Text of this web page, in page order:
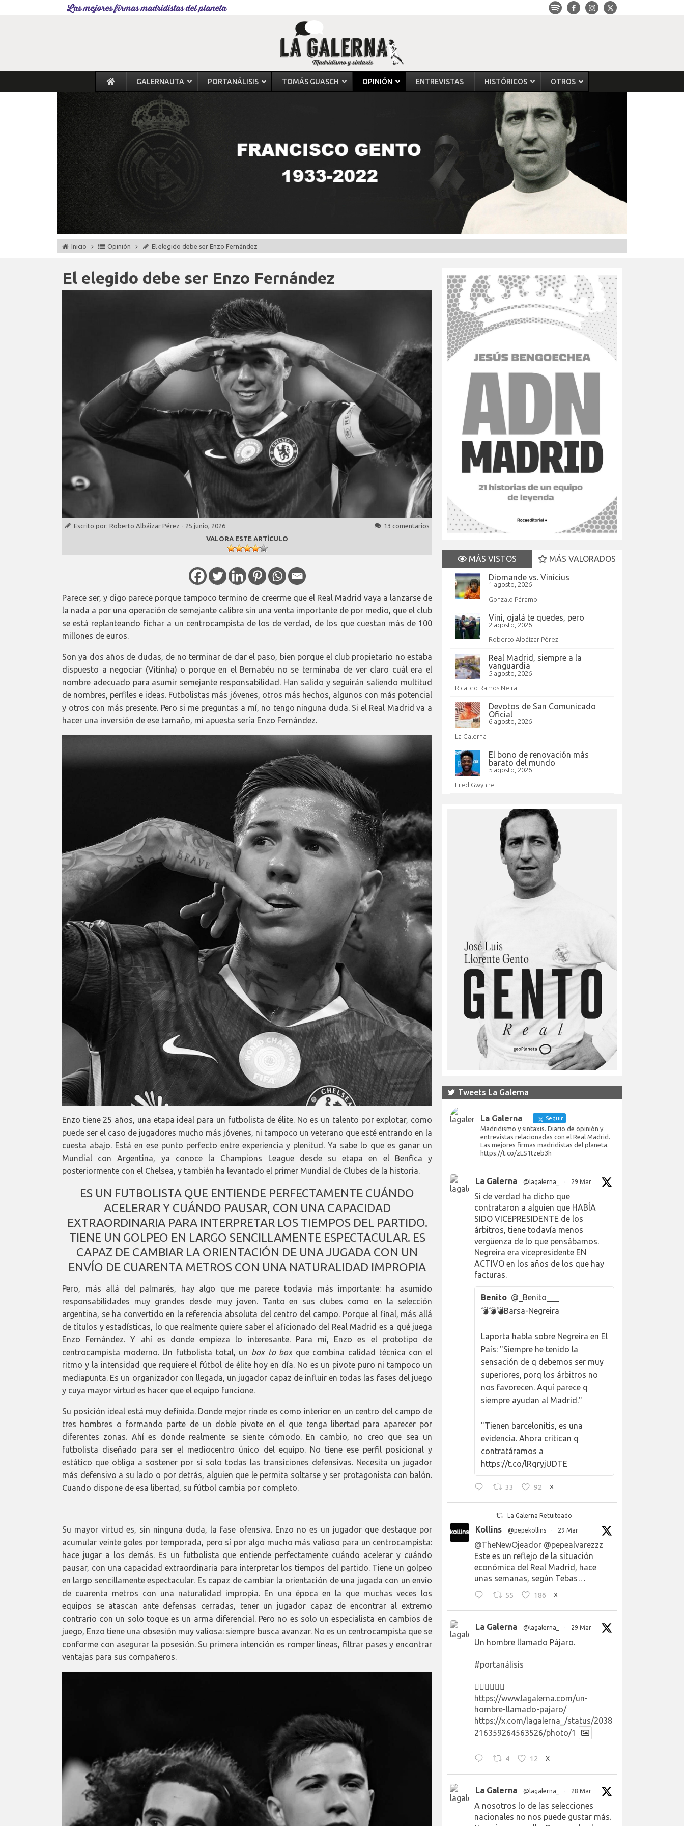
Las mejores firmas madridistas del planeta
GALERNAUTA PORTANÁLISIS TOMÁS GUASCH OPINIÓN ENTREVISTAS HISTÓRICOS OTROS
Inicio Opinión El elegido debe ser Enzo Fernández
El elegido debe ser Enzo Fernández
Escrito por: Roberto Albáizar Pérez - 25 junio, 2026
13 comentarios
VALORA ESTE ARTÍCULO
Parece ser, y digo parece porque tampoco termino de creerme que el Real Madrid vaya a lanzarse de
la nada a por una operación de semejante calibre sin una venta importante de por medio, que el club
se está replanteando fichar a un centrocampista de los de verdad, de los que cuestan más de 100
millones de euros.
Son ya dos años de dudas, de no terminar de dar el paso, bien porque el club propietario no estaba
dispuesto a negociar (Vitinha) o porque en el Bernabéu no se terminaba de ver claro cuál era el
nombre adecuado para asumir semejante responsabilidad. Han salido y seguirán saliendo multitud
de nombres, perfiles e ideas. Futbolistas más jóvenes, otros más hechos, algunos con más potencial
y otros con más presente. Pero si me preguntas a mí, no tengo ninguna duda. Si el Real Madrid va a
hacer una inversión de ese tamaño, mi apuesta sería Enzo Fernández.
Enzo tiene 25 años, una etapa ideal para un futbolista de élite. No es un talento por explotar, como
puede ser el caso de jugadores mucho más jóvenes, ni tampoco un veterano que esté entrando en la
cuesta abajo. Está en ese punto perfecto entre experiencia y plenitud. Ya sabe lo que es ganar un
Mundial con Argentina, ya conoce la Champions League desde su etapa en el Benfica y
posteriormente con el Chelsea, y también ha levantado el primer Mundial de Clubes de la historia.
ES UN FUTBOLISTA QUE ENTIENDE PERFECTAMENTE CUÁNDO
ACELERAR Y CUÁNDO PAUSAR, CON UNA CAPACIDAD
EXTRAORDINARIA PARA INTERPRETAR LOS TIEMPOS DEL PARTIDO.
TIENE UN GOLPEO EN LARGO SENCILLAMENTE ESPECTACULAR. ES
CAPAZ DE CAMBIAR LA ORIENTACIÓN DE UNA JUGADA CON UN
ENVÍO DE CUARENTA METROS CON UNA NATURALIDAD IMPROPIA
Pero, más allá del palmarés, hay algo que me parece todavía más importante: ha asumido
responsabilidades muy grandes desde muy joven. Tanto en sus clubes como en la selección
argentina, se ha convertido en la referencia absoluta del centro del campo. Porque al final, más allá
de títulos y estadísticas, lo que realmente quiere saber el aficionado del Real Madrid es a qué juega
Enzo Fernández. Y ahí es donde empieza lo interesante. Para mí, Enzo es el prototipo de
centrocampista moderno. Un futbolista total, un box to boxque combina calidad técnica con el
ritmo y la intensidad que requiere el fútbol de élite hoy en día. No es un pivote puro ni tampoco un
mediapunta. Es un organizador con llegada, un jugador capaz de influir en todas las fases del juego
y cuya mayor virtud es hacer que el equipo funcione.
Su posición ideal está muy definida. Donde mejor rinde es como interior en un centro del campo de
tres hombres o formando parte de un doble pivote en el que tenga libertad para aparecer por
diferentes zonas. Ahí es donde realmente se siente cómodo. En cambio, no creo que sea un
futbolista diseñado para ser el mediocentro único del equipo. No tiene ese perfil posicional y
estático que obliga a sostener por sí solo todas las transiciones defensivas. Necesita un jugador
más defensivo a su lado o por detrás, alguien que le permita soltarse y ser protagonista con balón.
Cuando dispone de esa libertad, su fútbol cambia por completo.
Su mayor virtud es, sin ninguna duda, la fase ofensiva. Enzo no es un jugador que destaque por
acumular veinte goles por temporada, pero sí por algo mucho más valioso para un centrocampista:
hace jugar a los demás. Es un futbolista que entiende perfectamente cuándo acelerar y cuándo
pausar, con una capacidad extraordinaria para interpretar los tiempos del partido. Tiene un golpeo
en largo sencillamente espectacular. Es capaz de cambiar la orientación de una jugada con un envío
de cuarenta metros con una naturalidad impropia. En una época en la que muchas veces los
equipos se atascan ante defensas cerradas, tener un jugador capaz de encontrar al extremo
contrario con un solo toque es un arma diferencial. Pero no es solo un especialista en cambios de
juego, Enzo tiene una obsesión muy valiosa: siempre busca avanzar. No es un centrocampista que se
conforme con asegurar la posesión. Su primera intención es romper líneas, filtrar pases y encontrar
ventajas para sus compañeros.
MÁS VISTOS
MÁS VALORADOS
Diomande vs. Vinícius
1 agosto, 2026
Gonzalo Páramo
Vini, ojalá te quedes, pero
2 agosto, 2026
Roberto Albáizar Pérez
Real Madrid, siempre a la
vanguardia
5 agosto, 2026
Ricardo Ramos Neira
Devotos de San Comunicado
Oficial
6 agosto, 2026
La Galerna
El bono de renovación más
barato del mundo
5 agosto, 2026
Fred Gwynne
Tweets La Galerna
La Galerna Seguir
Madridismo y sintaxis. Diario de opinión y
entrevistas relacionadas con el Real Madrid.
Las mejores firmas madridistas del planeta.
https://t.co/zLS1tzeb3h
La Galerna @lagalerna_ · 29 Mar
Si de verdad ha dicho que
contrataron a alguien que HABÍA
SIDO VICEPRESIDENTE de los
árbitros, tiene todavía menos
vergüenza de lo que pensábamos.
Negreira era vicepresidente EN
ACTIVO en los años de los que hay
facturas.
Benito @_Benito___
💣💣💣Barsa-Negreira
Laporta habla sobre Negreira en El
País: "Siempre he tenido la
sensación de q debemos ser muy
superiores, porq los árbitros no
nos favorecen. Aquí parece q
siempre ayudan al Madrid."
"Tienen barcelonitis, es una
evidencia. Ahora critican q
contratáramos a
https://t.co/lRqryjUDTE
33 92 X
La Galerna Retuiteado
Kollins @pepekollins · 29 Mar
@TheNewOjeador @pepealvarezzz
Este es un reflejo de la situación
económica del Real Madrid, hace
unas semanas, según Tebas…
55 186 X
La Galerna @lagalerna_ · 29 Mar
Un hombre llamado Pájaro.
#portanálisis
👉🏻👉🏻👉🏻
https://www.lagalerna.com/un-
hombre-llamado-pajaro/
https://x.com/lagalerna_/status/2038
216359264563526/photo/1
4 12 X
La Galerna @lagalerna_ · 28 Mar
A nosotros lo de las selecciones
nacionales no nos puede gustar más.